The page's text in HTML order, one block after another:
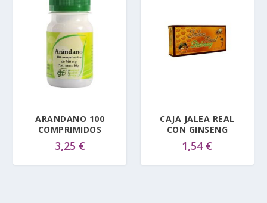
ARANDANO 100
COMPRIMIDOS
3,25 €
CAJA JALEA REAL
CON GINSENG
1,54 €